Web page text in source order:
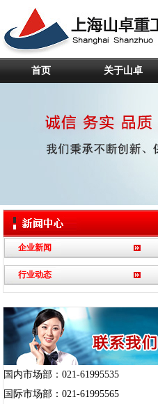
首页 关于山卓
企业新闻
行业动态
国内市场部：021-61995535
国际市场部：021-61995565